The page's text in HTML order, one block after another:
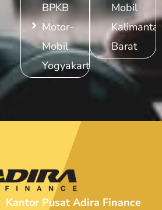
BPKB
Motor-
Mobil
Yogyakarta
Mobil
Barat
Kantor Pusat Adira Finance